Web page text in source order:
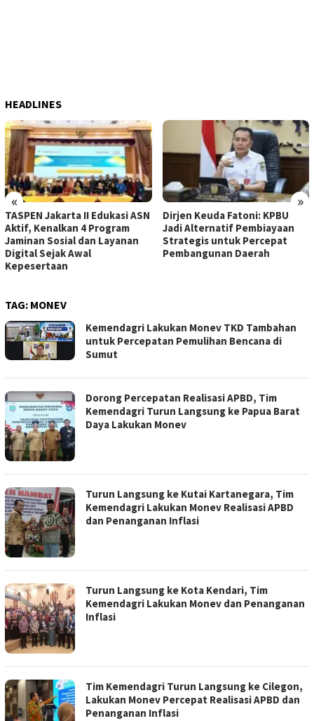
HEADLINES
« »
TASPEN Jakarta II Edukasi ASN
Aktif, Kenalkan 4 Program
Jaminan Sosial dan Layanan
Digital Sejak Awal
Kepesertaan
Dirjen Keuda Fatoni: KPBU
Jadi Alternatif Pembiayaan
Strategis untuk Percepat
Pembangunan Daerah
TAG: MONEV
Kemendagri Lakukan Monev TKD Tambahan
untuk Percepatan Pemulihan Bencana di
Sumut
Dorong Percepatan Realisasi APBD, Tim
Kemendagri Turun Langsung ke Papua Barat
Daya Lakukan Monev
Turun Langsung ke Kutai Kartanegara, Tim
Kemendagri Lakukan Monev Realisasi APBD
dan Penanganan Inflasi
Turun Langsung ke Kota Kendari, Tim
Kemendagri Lakukan Monev dan Penanganan
Inflasi
Tim Kemendagri Turun Langsung ke Cilegon,
Lakukan Monev Percepat Realisasi APBD dan
Penanganan Inflasi